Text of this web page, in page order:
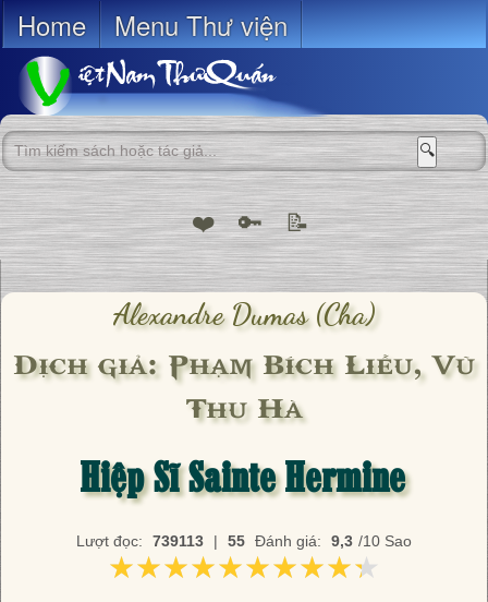
Home Menu Thư viện
🔍
❤️ 🔑 📝
Alexandre Dumas (cha)
Dịch giả: Phạm Bích Liễu, Vũ
Thu Hà
Hiệp Sĩ Sainte Hermine
Lượt đọc: 739113 | 55 Đánh giá: 9,3 /10 Sao
★★★★★★★★★★
★★★★★★★★★★